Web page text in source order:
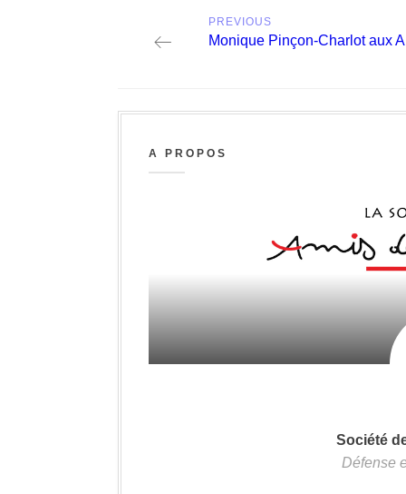
navigation
PREVIOUS
Previous
Monique Pinçon-Charlot aux
A PROPOS
Société
Défense